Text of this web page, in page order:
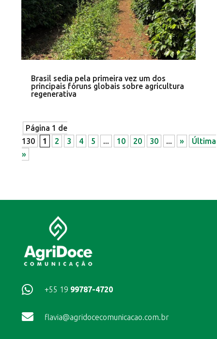
Brasil sedia pela primeira vez um dos
principais fóruns globais sobre agricultura
regenerativa
Página 1 de
130
1 2 3 4 5 ... 10 20 30 ... »
Última
»
 +55 19 99787-4720
 flavia@agridocecomunicacao.com.br